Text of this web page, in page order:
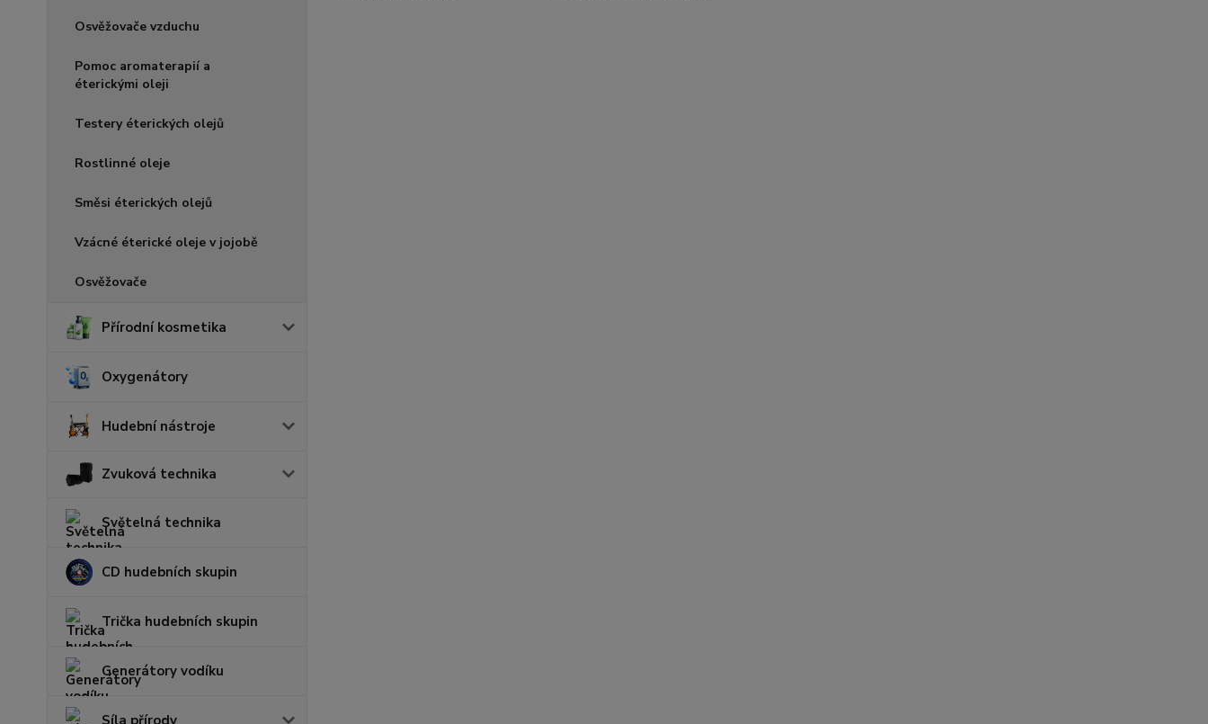
Osvěžovače vzduchu
Pomoc aromaterapií a
éterickými oleji
Testery éterických olejů
Rostlinné oleje
Směsi éterických olejů
Vzácné éterické oleje v jojobě
Osvěžovače
Přírodní kosmetika
Oxygenátory
Hudební nástroje
Zvuková technika
Světelná technika
CD hudebních skupin
Trička hudebních skupin
Generátory vodíku
Síla přírody